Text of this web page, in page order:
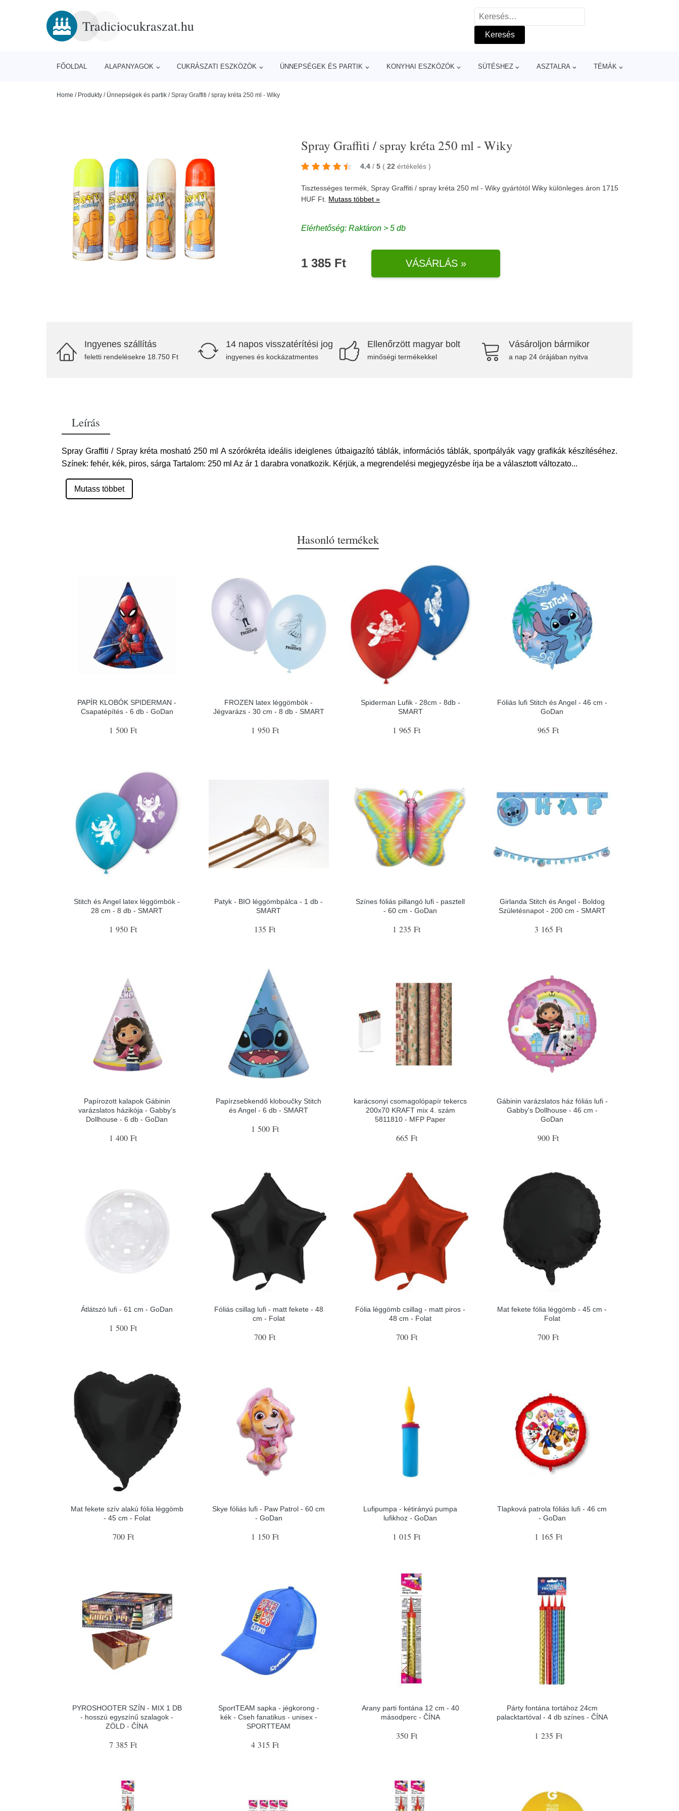
Tradiciocukraszat.hu
Keresés:
FŐOLDAL ALAPANYAGOK CUKRÁSZATI ESZKÖZÖK ÜNNEPSÉGEK ÉS PARTIK KONYHAI ESZKÖZÖK SÜTÉSHEZ ASZTALRA TÉMÁK
Home / Produkty / Ünnepségek és partik /Spray Graffiti / spray kréta 250 ml - Wiky
Spray Graffiti / spray kréta 250 ml - Wiky
4.4 / 5 ( 22 értékelés)
Tisztességes termék, Spray Graffiti / spray kréta 250 ml - Wiky gyártótólWiky különleges áron 1715
HUF Ft. Mutass többet »
Elérhetőség: Raktáron > 5 db
1 385 Ft VÁSÁRLÁS »
Ingyenes szállítás
feletti rendelésekre 18.750 Ft
14 napos visszatérítési jog
ingyenes és kockázatmentes
Ellenőrzött magyar bolt
minőségi termékekkel
Vásároljon bármikor
a nap 24 órájában nyitva
Leírás
Spray Graffiti / Spray kréta mosható 250 ml A szórókréta ideális ideiglenes útbaigazító táblák, információs táblák, sportpályák vagy grafikák készítéséhez.
Színek: fehér, kék, piros, sárga Tartalom: 250 ml Az ár 1 darabra vonatkozik. Kérjük, a megrendelési megjegyzésbe írja be a választott változato...
Mutass többet
Hasonló termékek
PAPÍR KLOBÓK SPIDERMAN -
Csapatépítés - 6 db - GoDan
1 500 Ft
FROZEN latex léggömbök -
Jégvarázs - 30 cm - 8 db - SMART
1 950 Ft
Spiderman Lufik - 28cm - 8db -
SMART
1 965 Ft
Fóliás lufi Stitch és Angel - 46 cm -
GoDan
965 Ft
Stitch és Angel latex léggömbök -
28 cm - 8 db - SMART
1 950 Ft
Patyk - BIO léggömbpálca - 1 db -
SMART
135 Ft
Színes fóliás pillangó lufi - pasztell
- 60 cm - GoDan
1 235 Ft
Girlanda Stitch és Angel - Boldog
Születésnapot - 200 cm - SMART
3 165 Ft
Papírozott kalapok Gábinin
varázslatos házikója - Gabby's
Dollhouse - 6 db - GoDan
1 400 Ft
Papírzsebkendő kloboučky Stitch
és Angel - 6 db - SMART
1 500 Ft
karácsonyi csomagolópapír tekercs
200x70 KRAFT mix 4. szám
5811810 - MFP Paper
665 Ft
Gábinin varázslatos ház fóliás lufi -
Gabby's Dollhouse - 46 cm -
GoDan
900 Ft
Átlátszó lufi - 61 cm - GoDan
1 500 Ft
Fóliás csillag lufi - matt fekete - 48
cm - Folat
700 Ft
Fólia léggömb csillag - matt piros -
48 cm - Folat
700 Ft
Mat fekete fólia léggömb - 45 cm -
Folat
700 Ft
Mat fekete szív alakú fólia léggömb
- 45 cm - Folat
700 Ft
Skye fóliás lufi - Paw Patrol - 60 cm
- GoDan
1 150 Ft
Lufipumpa - kétirányú pumpa
lufikhoz - GoDan
1 015 Ft
Tlapková patrola fóliás lufi - 46 cm
- GoDan
1 165 Ft
PYROSHOOTER SZÍN - MIX 1 DB
- hosszú egyszínű szalagok -
ZÖLD - ČÍNA
7 385 Ft
SportTEAM sapka - jégkorong -
kék - Cseh fanatikus - unisex -
SPORTTEAM
4 315 Ft
Arany parti fontána 12 cm - 40
másodperc - ČÍNA
350 Ft
Párty fontána tortához 24cm
palacktartóval - 4 db színes - ČÍNA
1 235 Ft